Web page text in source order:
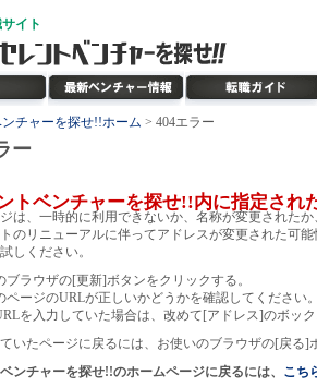
イト
チャーを探せ!!ホーム > 404エラー
ー
トベンチャーを探せ!!内に指定され
は、一時的に利用できないか、名称が変更された
のリニューアルに伴ってアドレスが変更された可
しください。
ブラウザの[更新]ボタンをクリックする。
ページのURLが正しいかどうかを確認してください
を入力していた場合は、改めて[アドレス]のボッ
いたページに戻るには、お使いのブラウザの[戻る]
ンチャーを探せ!!のホームページに戻るには、 こち